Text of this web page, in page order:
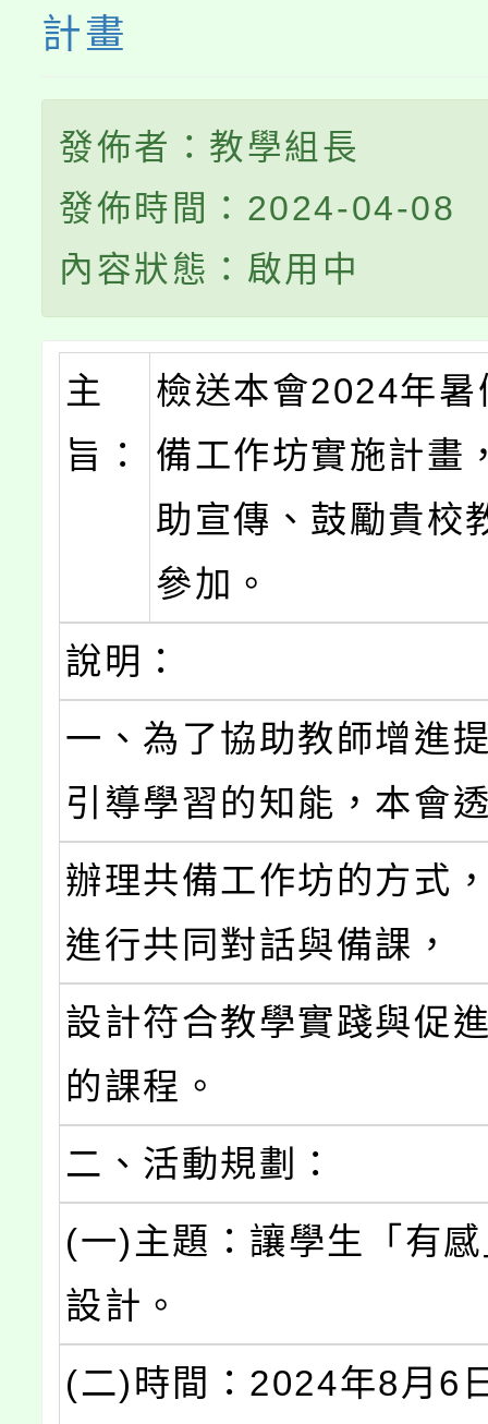
計畫
發佈者：教學組長
發佈時間：2024-04-08
內容狀態：啟用中
主
旨：
檢送本會2024年暑
備工作坊實施計畫
助宣傳、鼓勵貴校
參加。
說明：
一、為了協助教師增進
引導學習的知能，本會
辦理共備工作坊的方式
進行共同對話與備課，
設計符合教學實踐與促
的課程。
二、活動規劃：
(一)主題：讓學生「有
設計。
(二)時間：2024年8月6